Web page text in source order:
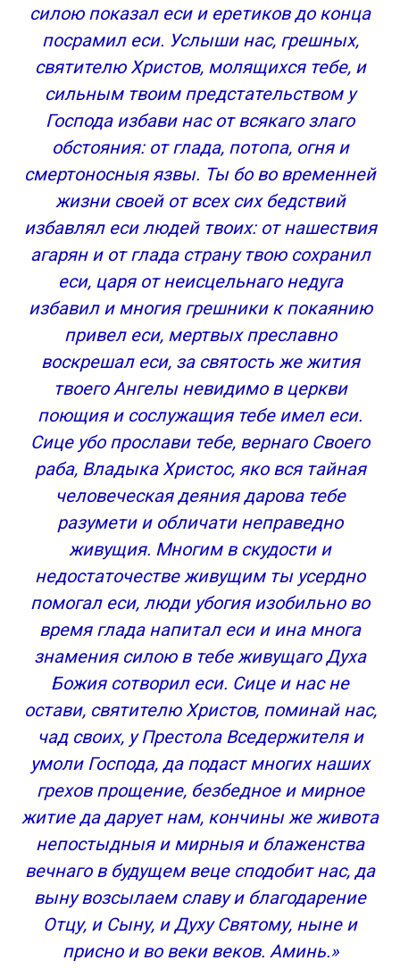
силою показал еси и еретиков до конца
посрамил еси. Услыши нас, грешных,
святителю Христов, молящихся тебе, и
сильным твоим предстательством у
Господа избави нас от всякаго злаго
обстояния: от глада, потопа, огня и
смертоносныя язвы. Ты бо во временней
жизни своей от всех сих бедствий
избавлял еси людей твоих: от нашествия
агарян и от глада страну твою сохранил
еси, царя от неисцельнаго недуга
избавил и многия грешники к покаянию
привел еси, мертвых преславно
воскрешал еси, за святость же жития
твоего Ангелы невидимо в церкви
поющия и сослужащия тебе имел еси.
Сице убо прослави тебе, вернаго Своего
раба, Владыка Христос, яко вся тайная
человеческая деяния дарова тебе
разумети и обличати неправедно
живущия. Многим в скудости и
недостаточестве живущим ты усердно
помогал еси, люди убогия изобильно во
время глада напитал еси и ина многа
знамения силою в тебе живущаго Духа
Божия сотворил еси. Сице и нас не
остави, святителю Христов, поминай нас,
чад своих, у Престола Вседержителя и
умоли Господа, да подаст многих наших
грехов прощение, безбедное и мирное
житие да дарует нам, кончины же живота
непостыдныя и мирныя и блаженства
вечнаго в будущем веце сподобит нас, да
выну возсылаем славу и благодарение
Отцу, и Сыну, и Духу Святому, ныне и
присно и во веки веков. Аминь.»